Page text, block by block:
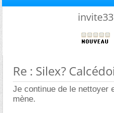
Re : Silex?
Je continue de le nettoyer
mène.